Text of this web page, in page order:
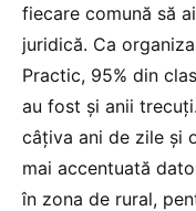
fiecare comună să
juridică. Ca
Practic, 95% din
au fost și anii
câțiva ani de zile și
mai accentuată
în zona de rural,